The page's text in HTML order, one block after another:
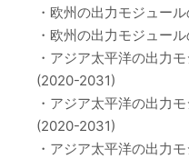
・欧州の出力モジュー
・欧州の出力モジュー
・アジア太平洋の出力
(2020-2031)
・アジア太平洋の出力
(2020-2031)
・アジア太平洋の出力